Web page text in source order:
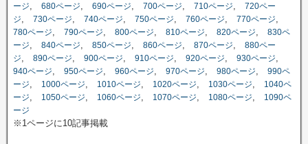
ージ, 680ページ, 690ページ, 700ページ, 710ページ, 720ペー
ジ, 730ページ, 740ページ, 750ページ, 760ページ, 770ページ,
780ページ, 790ページ, 800ページ, 810ページ, 820ページ, 830ペ
ージ, 840ページ, 850ページ, 860ページ, 870ページ, 880ペー
ジ, 890ページ, 900ページ, 910ページ, 920ページ, 930ページ,
940ページ, 950ページ, 960ページ, 970ページ, 980ページ, 990ペ
ージ, 1000ページ, 1010ページ, 1020ページ, 1030ページ,
1040ペ
ージ, 1050ページ, 1060ページ, 1070ページ, 1080ページ,
1090ペ
ージ
※1ページに10記事掲載